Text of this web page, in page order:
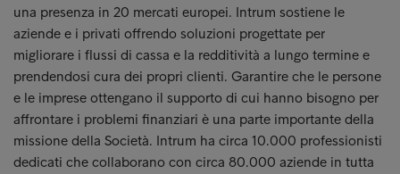
una presenza in 20 mercati europei. Intrum sostiene le
aziende e i privati offrendo soluzioni progettate per
migliorare i flussi di cassa e la redditività a lungo termine e
prendendosi cura dei propri clienti. Garantire che le persone
e le imprese ottengano il supporto di cui hanno bisogno per
affrontare i problemi finanziari è una parte importante della
missione della Società. Intrum ha circa 10.000 professionisti
dedicati che collaborano con circa 80.000 aziende in tutta